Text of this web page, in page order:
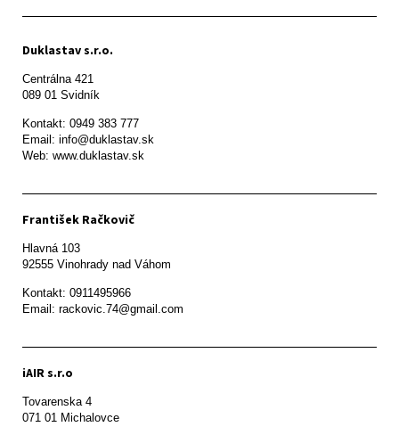
Duklastav s.r.o.
Centrálna 421
089 01 Svidník
Kontakt: 0949 383 777
Email: info@duklastav.sk
Web: www.duklastav.sk
František Račkovič
Hlavná 103
92555 Vinohrady nad Váhom
Kontakt: 0911495966
Email: rackovic.74@gmail.com
iAIR s.r.o
Tovarenska 4
071 01 Michalovce